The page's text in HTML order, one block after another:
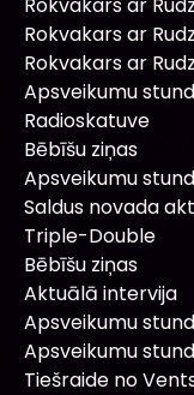
Rokvakars ar
Rokvakars ar
Apsveikumu
Radioskatuve
Bēbīšu ziņas
Apsveikumu
Saldus novada
Triple-Double
Bēbīšu ziņas
Aktuālā intervija
Apsveikumu
Apsveikumu
Tiešraide no